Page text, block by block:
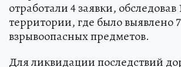
отработали 4 заявки, обследовав
территории, где было выявлено 7
взрывоопасных предметов.
Для ликвидации последствий